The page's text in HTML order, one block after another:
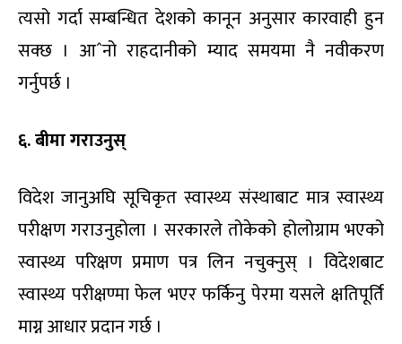
त्यसो गर्दा सम्बन्धित देशको कानून अनुसार कारवाही हुन
सक्छ । आˆनो राहदानीको म्याद समयमा नै नवीकरण
गर्नुपर्छ ।
६. बीमा गराउनुस्
विदेश जानुअघि सूचिकृत स्वास्थ्य संस्थाबाट मात्र स्वास्थ्य
परीक्षण गराउनुहोला । सरकारले तोकेको होलोग्राम भएको
स्वास्थ्य परिक्षण प्रमाण पत्र लिन नचुक्नुस् । विदेशबाट
स्वास्थ्य परीक्षण्मा फेल भएर फर्किनु पेरमा यसले क्षतिपूर्ति
माग्न आधार प्रदान गर्छ ।